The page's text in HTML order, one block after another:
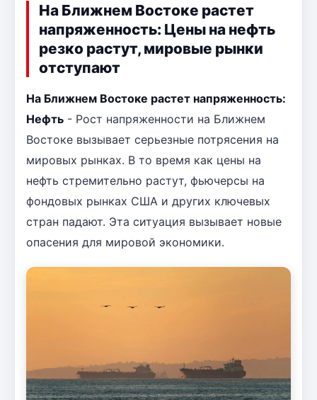
На Ближнем Востоке растет
напряженность: Цены на нефть
резко растут, мировые рынки
отступают
На Ближнем Востоке растет напряженность:
Нефть - Рост напряженности на Ближнем
Востоке вызывает серьезные потрясения на
мировых рынках. В то время как цены на
нефть стремительно растут, фьючерсы на
фондовых рынках США и других ключевых
стран падают. Эта ситуация вызывает новые
опасения для мировой экономики.